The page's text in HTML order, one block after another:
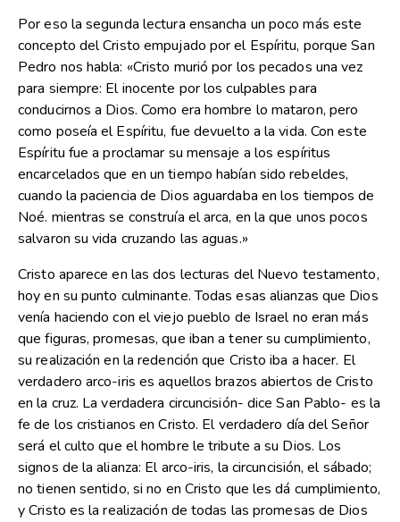
Por eso la segunda lectura ensancha un poco más este
concepto del Cristo empujado por el Espíritu, porque San
Pedro nos habla: «Cristo murió por los pecados una vez
para siempre: El inocente por los culpables para
conducirnos a Dios. Como era hombre lo mataron, pero
como poseía el Espíritu, fue devuelto a la vida. Con este
Espíritu fue a proclamar su mensaje a los espíritus
encarcelados que en un tiempo habían sido rebeldes,
cuando la paciencia de Dios aguardaba en los tiempos de
Noé. mientras se construía el arca, en la que unos pocos
salvaron su vida cruzando las aguas.»
Cristo aparece en las dos lecturas del Nuevo testamento,
hoy en su punto culminante. Todas esas alianzas que Dios
venía haciendo con el viejo pueblo de Israel no eran más
que figuras, promesas, que iban a tener su cumplimiento,
su realización en la redención que Cristo iba a hacer. El
verdadero arco-iris es aquellos brazos abiertos de Cristo
en la cruz. La verdadera circuncisión- dice San Pablo- es la
fe de los cristianos en Cristo. El verdadero día del Señor
será el culto que el hombre le tribute a su Dios. Los
signos de la alianza: El arco-iris, la circuncisión, el sábado;
no tienen sentido, si no en Cristo que les dá cumplimiento,
y Cristo es la realización de todas las promesas de Dios